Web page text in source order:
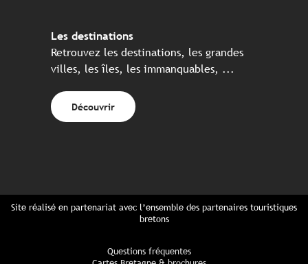
Les destinations
Retrouvez les destinations, les grandes
villes, les îles, les immanquables, ...
Découvrir
Site réalisé en partenariat avec l’ensemble des partenaires touristiques
bretons
Questions fréquentes